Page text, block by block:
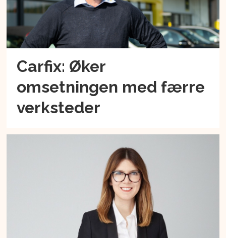
Carfix: Øker
omsetningen med færre
verksteder